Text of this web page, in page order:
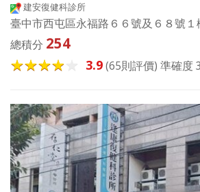
建安復健科診所
臺中市西屯區永福路６６號及６８號
總積分 254
3.9(65則評價) 準確度